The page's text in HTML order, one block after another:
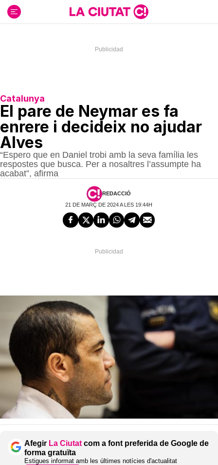
contenido
Catalunya
El pare de Neymar es fa
enrere i decideix no ajudar
Alves
“Espero que en Daniel trobi amb la seva família les
respostes que busca. Per a nosaltres l’assumpte ha
acabat”, afirma
REDACCIÓ
21 DE MARÇ DE 2024 A LES 19:44H
Afegir La Ciutat com a font preferida de Google de
forma gratuïta
Estigues informat amb les últimes notícies d'actualitat